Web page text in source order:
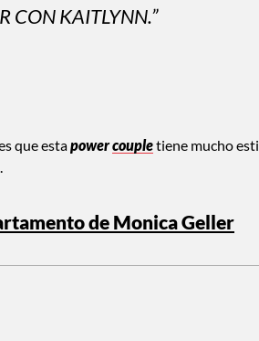
CON KAITLYNN.”
que estapowercoupletiene mucho
de Monica Geller